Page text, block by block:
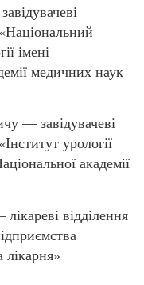
імені
медичних наук
— завідувачеві
урології
академії
відділення
лікарня»